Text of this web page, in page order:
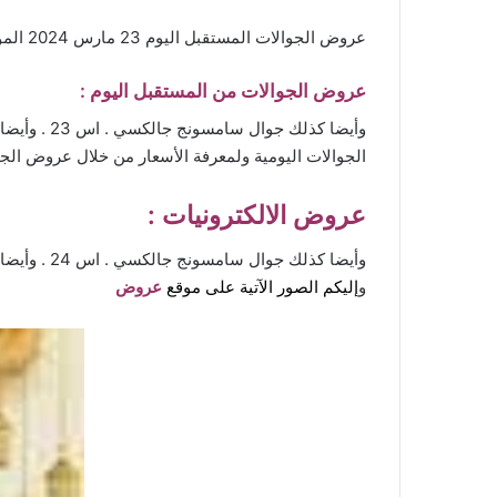
عروض الجوالات المستقبل اليوم 23 مارس 2024 الموافق 13 رمضان 1445 عروض شهر الخير . تصفحوا أفضل خصومات وتخفيضات الأجهزة الذكية بأفضل الأسعار في السعودية.
عروض الجوالات من المستقبل ا ليوم :
الجوالات اليومية ولمعرفة الأسعار من خلال عروض
عروض الالكترونيات :
وإليكم الصور الآتية على موقع عروض